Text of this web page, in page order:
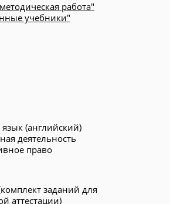
работа"
учебники"
(английский)
деятельность
право
заданий для
аттестации)